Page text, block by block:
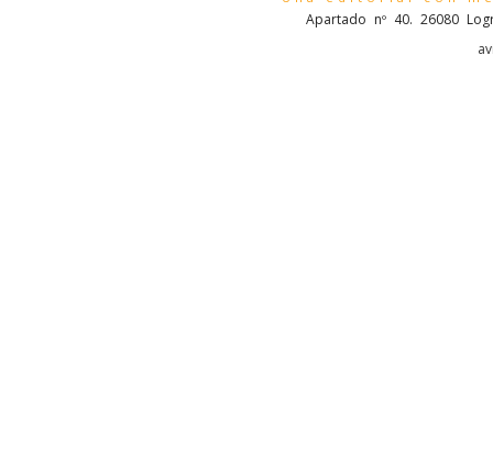
Apartado nº 40. 26080